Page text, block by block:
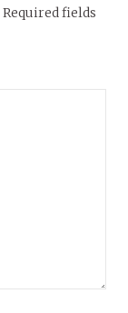
Required fields